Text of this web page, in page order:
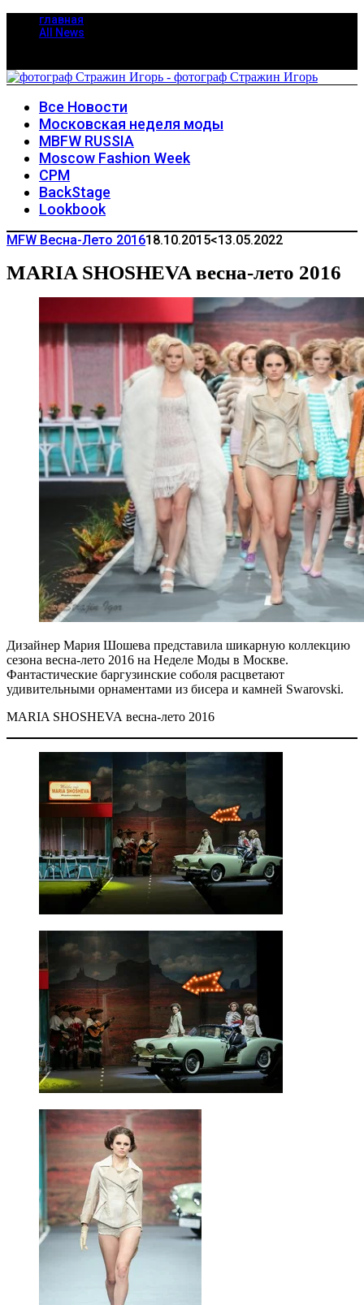
главная
All News
Все Новости
Московская неделя моды
MBFW RUSSIA
Moscow Fashion Week
CPM
BackStage
Lookbook
MFW Весна-Лето 201618.10.2015<13.05.2022
MARIA SHOSHEVA весна-лето 2016
Дизайнер Мария Шошева представила шикарную коллекцию
сезона весна-лето 2016 на Неделе Моды в Москве.
Фантастические баргузинские соболя расцветают
удивительными орнаментами из бисера и камней Swarovski.
MARIA SHOSHEVA весна-лето 2016